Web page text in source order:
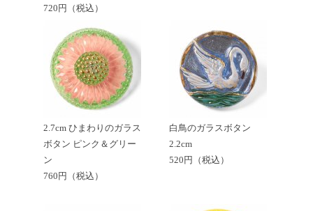
720円（税込）
2.7cm ひまわりのガラス
ボタン ピンク＆グリー
ン
760円（税込）
白鳥のガラスボタン
2.2cm
520円（税込）